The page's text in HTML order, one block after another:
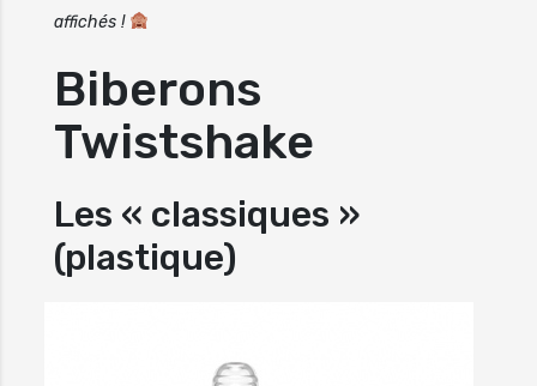
affichés !
Biberons
Twistshake
Les « classiques »
(plastique)